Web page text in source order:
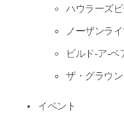
ハウラーズ
ノーザンラ
ビルド-ア-ベ
ザ・グラウ
イベント